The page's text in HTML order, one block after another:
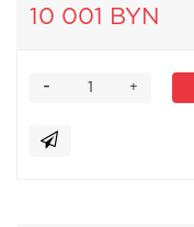
10 001 BYN
+
-